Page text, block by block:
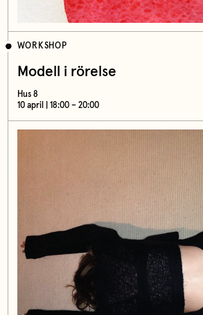
WORKSHOP
Modell i rörelse
Hus 8
10 april | 18:00 – 20:00